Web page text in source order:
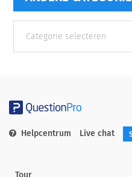
categorieën
Helpcentrum Live chat
Tour